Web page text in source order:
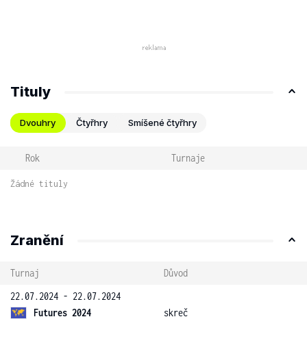
Tituly
Dvouhry Čtyřhry Smíšené čtyřhry
Rok Turnaje
Žádné tituly
Zranění
Turnaj
Důvod
22.07.2024 - 22.07.2024
Futures 2024
skreč